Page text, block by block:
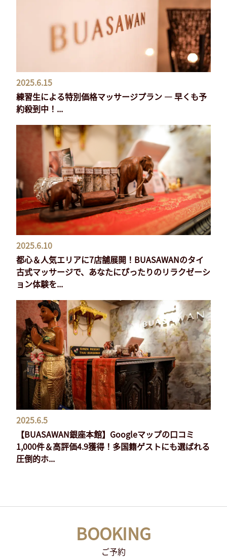
2025.6.15
練習生による特別価格マッサージプラン ― 早くも予
約殺到中！...
2025.6.10
都心＆人気エリアに7店舗展開！BUASAWANのタイ
古式マッサージで、あなたにぴったりのリラクゼーシ
ョン体験を...
2025.6.5
【BUASAWAN銀座本館】Googleマップの口コミ
1,000件＆高評価4.9獲得！多国籍ゲストにも選ばれる
圧倒的ホ...
BOOKING
ご予約